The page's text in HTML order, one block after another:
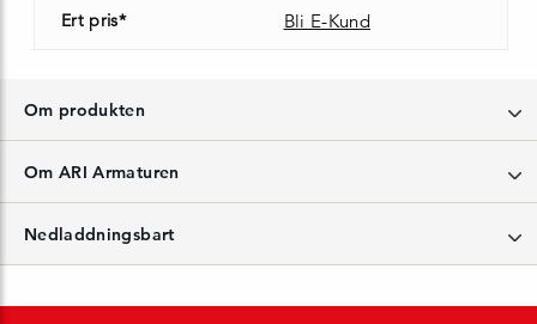
Ert pris* Bli E-Kund
Om produkten
Om ARI Armaturen
Nedladdningsbart